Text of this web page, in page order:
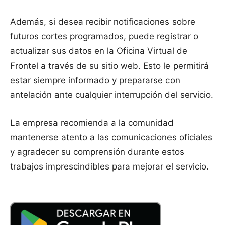
Además, si desea recibir notificaciones sobre
futuros cortes programados, puede registrar o
actualizar sus datos en la Oficina Virtual de
Frontel a través de su sitio web. Esto le permitirá
estar siempre informado y prepararse con
antelación ante cualquier interrupción del servicio.
La empresa recomienda a la comunidad
mantenerse atento a las comunicaciones oficiales
y agradecer su comprensión durante estos
trabajos imprescindibles para mejorar el servicio.